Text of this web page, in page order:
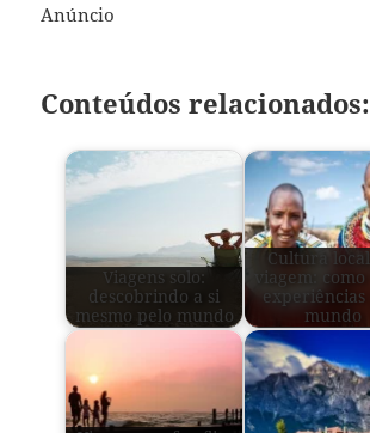
Anúncio
Conteúdos relacionados:
Viagens solo:
descobrindo a si
mesmo pelo mundo
Cultura
viagem:
experiências
mundo